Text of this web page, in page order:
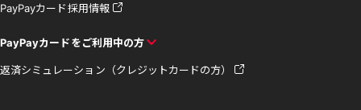
PayPayカード採用情報
PayPayカードをご利用中の方
返済シミュレーション（クレジットカードの方）